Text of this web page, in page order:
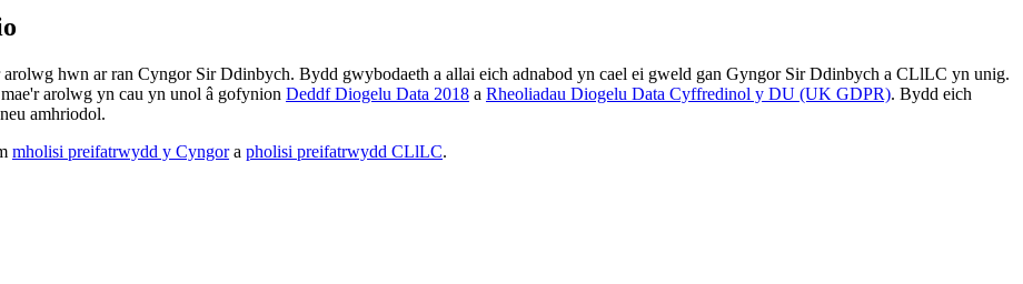
hwn ar ran Cyngor Sir Ddinbych. Bydd gwybodaeth a allai eich adnabod yn cael ei gweld gan Gyngor Sir Ddinbych a CLlLC yn unig.
arolwg yn cau yn unol â gofynion Deddf Diogelu Data 2018 a Rheoliadau Diogelu Data Cyffredinol y DU (UK GDPR). Bydd eich
amhriodol.
mholisi preifatrwydd y Cyngora pholisi preifatrwydd CLlLC.